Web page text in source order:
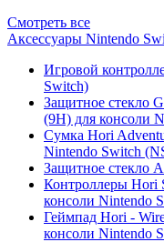
Смотреть все
Аксессуары Nintendo
Игровой
Switch)
Защитное стекло
(9H) для консоли
Сумка Hori
Nintendo Switch
Защитное стекло
Контроллеры Hori
консоли Nintendo
Геймпад Hori -
консоли Nintendo